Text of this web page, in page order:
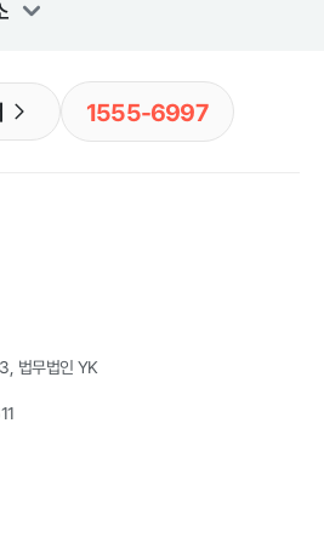
1555-6997
법무법인 YK